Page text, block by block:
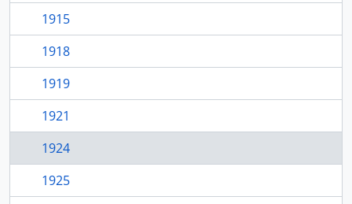
1915
1918
1919
1921
1924
1925